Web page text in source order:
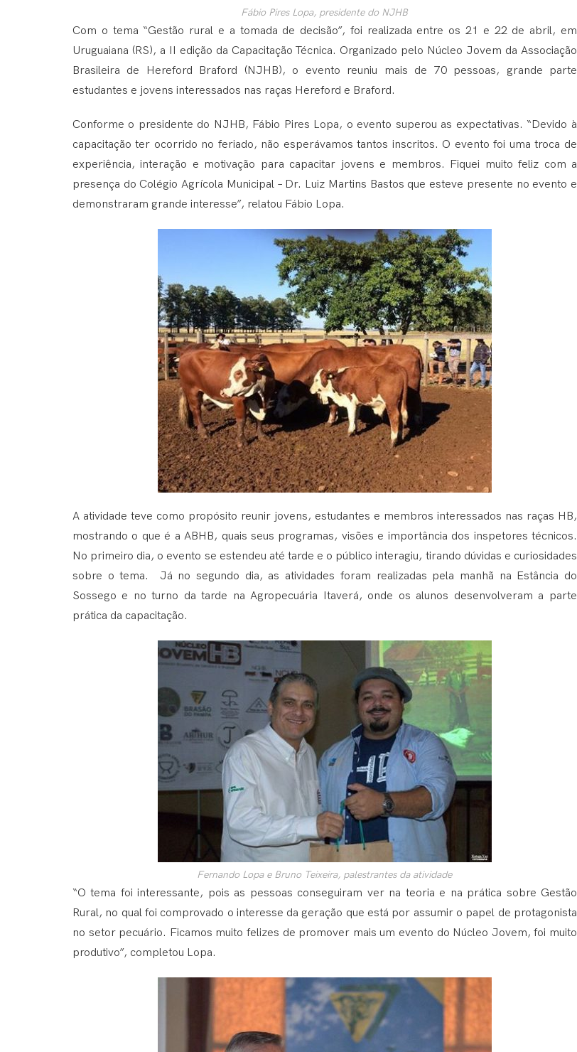
Fábio Pires Lopa, presidente do NJHB
Com o tema “Gestão rural e a tomada de decisão”, foi realizada entre os 21 e 22 de abril, em
Uruguaiana (RS), a II edição da Capacitação Técnica. Organizado pelo Núcleo Jovem da Associação
Brasileira de Hereford Braford (NJHB), o evento reuniu mais de 70 pessoas, grande parte
estudantes e jovens interessados nas raças Hereford e Braford.
Conforme o presidente do NJHB, Fábio Pires Lopa, o evento superou as expectativas. “Devido à
capacitação ter ocorrido no feriado, não esperávamos tantos inscritos. O evento foi uma troca de
experiência, interação e motivação para capacitar jovens e membros. Fiquei muito feliz com a
presença do Colégio Agrícola Municipal – Dr. Luiz Martins Bastos que esteve presente no evento e
demonstraram grande interesse”, relatou Fábio Lopa.
A atividade teve como propósito reunir jovens, estudantes e membros interessados nas raças HB,
mostrando o que é a ABHB, quais seus programas, visões e importância dos inspetores técnicos.
No primeiro dia, o evento se estendeu até tarde e o público interagiu, tirando dúvidas e curiosidades
sobre o tema. Já no segundo dia, as atividades foram realizadas pela manhã na Estância do
Sossego e no turno da tarde na Agropecuária Itaverá, onde os alunos desenvolveram a parte
prática da capacitação.
Fernando Lopa e Bruno Teixeira, palestrantes da atividade
“O tema foi interessante, pois as pessoas conseguiram ver na teoria e na prática sobre Gestão
Rural, no qual foi comprovado o interesse da geração que está por assumir o papel de protagonista
no setor pecuário. Ficamos muito felizes de promover mais um evento do Núcleo Jovem, foi muito
produtivo”, completou Lopa.